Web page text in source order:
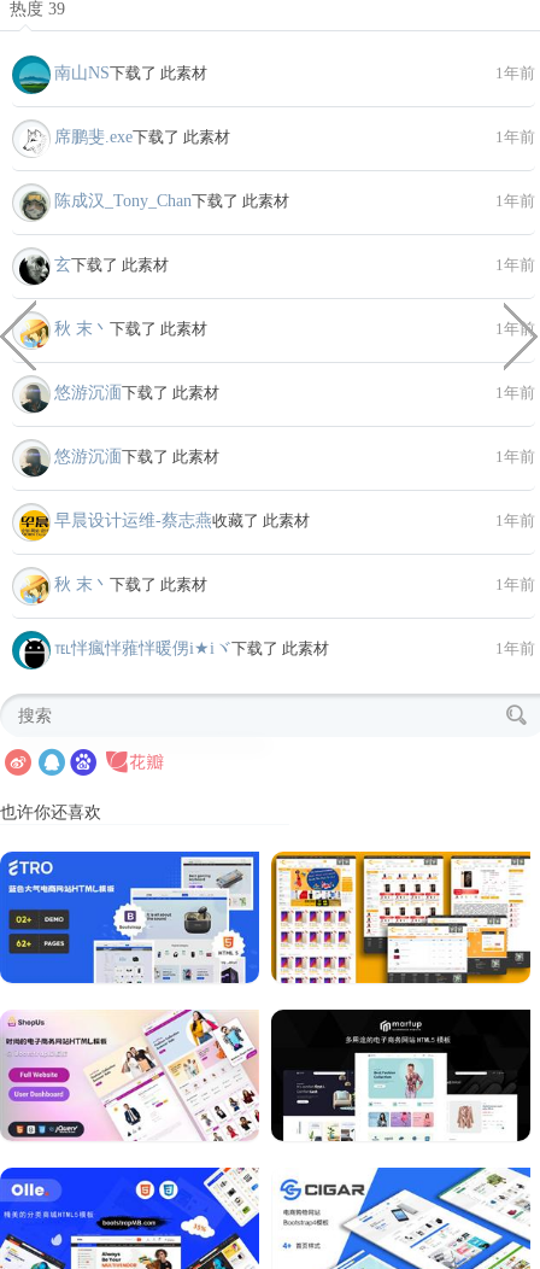
热度 39
南山NS下载了 此素材 1年前
席鹏斐.exe下载了 此素材 1年前
陈成汉_Tony_Chan下载了 此素材 1年前
玄下载了 此素材 1年前
秋 末丶 下载了 此素材 1年前
悠游沉湎下载了 此素材 1年前
悠游沉湎下载了 此素材 1年前
早晨设计运维-蔡志燕收藏了 此素材 1年前
秋 末丶 下载了 此素材 1年前
℡怑瘋怑蕥怑暖侽i★iヾ下载了 此素材 1年前
也许你还喜欢